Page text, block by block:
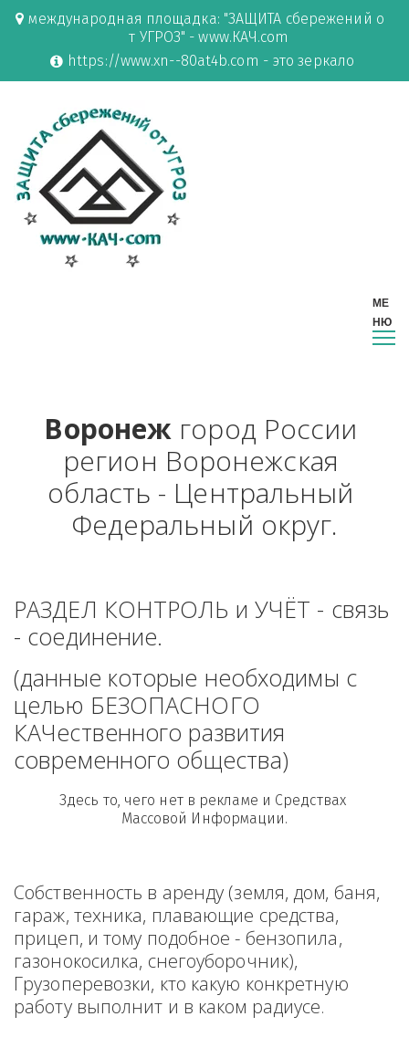
международная площадка: "ЗАЩИТА сбережений о
т УГРОЗ" - www.КАЧ.com
https://www.xn--80at4b.com - это зеркало
Воронеж город России
регион Воронежская
область - Центральный
Федеральный округ.
РАЗДЕЛ КОНТРОЛЬ и УЧЁТ - связь
- соединение.
(данные которые необходимы с
целью БЕЗОПАСНОГО
КАЧественного развития
современного общества)
Здесь то, чего нет в рекламе и Средствах
Массовой Информации.
Собственность в аренду (земля, дом, баня,
гараж, техника, плавающие средства,
прицеп, и тому подобное - бензопила,
газонокосилка, снегоуборочник),
Грузоперевозки, кто какую конкретную
работу выполнит и в каком радиусе.